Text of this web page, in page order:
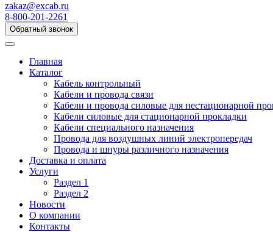
zakaz@excab.ru
8-800-201-2261
Обратный звонок
Главная
Каталог
Кабель контрольный
Кабели и провода связи
Кабели и провода силовые для нестационарной
Кабели силовые для стационарной прокладки
Кабели специального назначения
Провода для воздушных линий электропередач
Провода и шнуры различного назначения
Доставка и оплата
Услуги
Раздел 1
Раздел 2
Новости
О компании
Контакты